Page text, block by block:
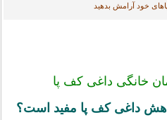
خود آرامش بدهید
خانگی داغی کف پا